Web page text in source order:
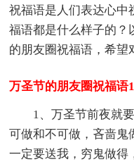
祝福语是人们表达心中
福语都是什么样子的？
的朋友圈祝福语，希望
万圣节的朋友圈祝福语1
1、万圣节前夜就
可做和不可做，吝啬鬼
一定要送我，穷鬼做得